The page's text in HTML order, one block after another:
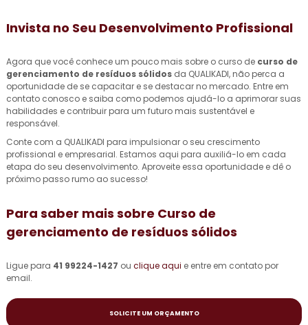
Invista no Seu Desenvolvimento Profissional
Agora que você conhece um pouco mais sobre o curso de curso de
gerenciamento de resíduos sólidos da QUALIKADI, não perca a
oportunidade de se capacitar e se destacar no mercado. Entre em
contato conosco e saiba como podemos ajudá-lo a aprimorar suas
habilidades e contribuir para um futuro mais sustentável e
responsável.
Conte com a QUALIKADI para impulsionar o seu crescimento
profissional e empresarial. Estamos aqui para auxiliá-lo em cada
etapa do seu desenvolvimento. Aproveite essa oportunidade e dê o
próximo passo rumo ao sucesso!
Para saber mais sobre Curso de
gerenciamento de resíduos sólidos
Ligue para 41 99224-1427 ou clique aqui e entre em contato por
email.
SOLICITE UM ORÇAMENTO